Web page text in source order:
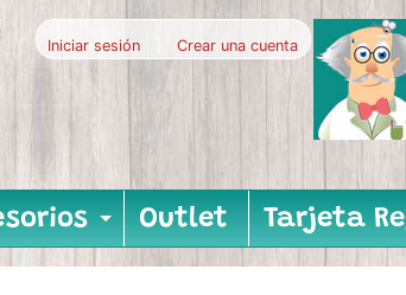
Iniciar sesión Crear una cuenta
child menu
Expand child
Outlet Tarjeta